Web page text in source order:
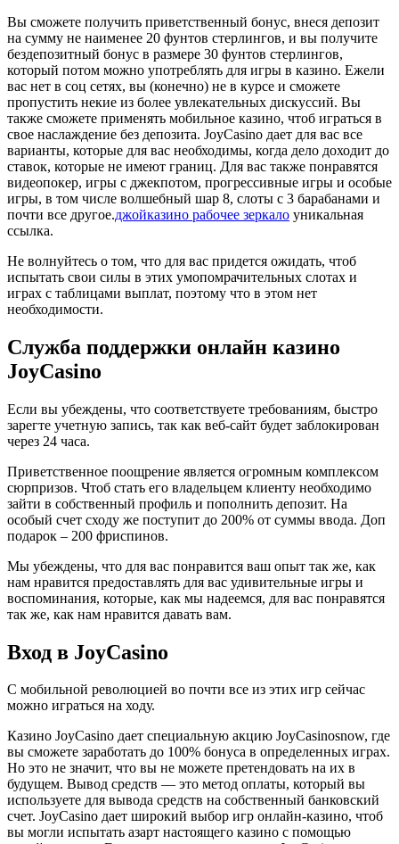
Вы сможете получить приветственный бонус, внеся депозит
на сумму не наименее 20 фунтов стерлингов, и вы получите
бездепозитный бонус в размере 30 фунтов стерлингов,
который потом можно употреблять для игры в казино. Ежели
вас нет в соц сетях, вы (конечно) не в курсе и сможете
пропустить некие из более увлекательных дискуссий. Вы
также сможете применять мобильное казино, чтоб играться в
свое наслаждение без депозита. JoyCasino дает для вас все
варианты, которые для вас необходимы, когда дело доходит до
ставок, которые не имеют границ. Для вас также понравятся
видеопокер, игры с джекпотом, прогрессивные игры и особые
игры, в том числе волшебный шар 8, слоты с 3 барабанами и
почти все другое.джойказино рабочее зеркало уникальная
ссылка.
Не волнуйтесь о том, что для вас придется ожидать, чтоб
испытать свои силы в этих умопомрачительных слотах и
играх с таблицами выплат, поэтому что в этом нет
необходимости.
Служба поддержки онлайн казино
JoyCasino
Если вы убеждены, что соответствуете требованиям, быстро
зарегте учетную запись, так как веб-сайт будет заблокирован
через 24 часа.
Приветственное поощрение является огромным комплексом
сюрпризов. Чтоб стать его владельцем клиенту необходимо
зайти в собственный профиль и пополнить депозит. На
особый счет сходу же поступит до 200% от суммы ввода. Доп
подарок – 200 фриспинов.
Мы убеждены, что для вас понравится ваш опыт так же, как
нам нравится предоставлять для вас удивительные игры и
воспоминания, которые, как мы надеемся, для вас понравятся
так же, как нам нравится давать вам.
Вход в JoyCasino
С мобильной революцией во почти все из этих игр сейчас
можно играться на ходу.
Казино JoyCasino дает специальную акцию JoyCasinosnow, где
вы сможете заработать до 100% бонуса в определенных играх.
Но это не значит, что вы не можете претендовать на их в
будущем. Вывод средств — это метод оплаты, который вы
используете для вывода средств на собственный банковский
счет. JoyCasino дает широкий выбор игр онлайн-казино, чтоб
вы могли испытать азарт настоящего казино с помощью